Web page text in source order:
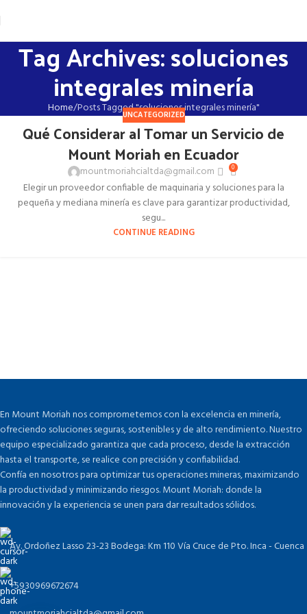
Tag Archives: soluciones
integrales minería
Home Posts Tagged "soluciones integrales minería"
UNCATEGORIZED
Qué Considerar al Tomar un Servicio de
Mount Moriah en Ecuador
mountmoriahcialtda@gmail.com 0
Elegir un proveedor confiable de maquinaria y soluciones para la
pequeña y mediana minería es clave para garantizar productividad,
segu...
CONTINUE READING
En Mount Moriah nos comprometemos con la excelencia en minería,
ofreciendo soluciones seguras, sostenibles y de alto rendimiento. Nuestro
equipo especializado garantiza que cada proceso, desde la extracción
hasta el transporte, se realice con precisión y confiabilidad.
Confía en nosotros para optimizar tus operaciones mineras, maximizando
la productividad y minimizando riesgos. Mount Moriah: donde la
innovación y la experiencia se unen para dar resultados sólidos.
Av. Ordoñez Lasso 23-23 Bodega: Km 110 Vía Cruce de Pto. Inca - Cuenca
+5930969672674